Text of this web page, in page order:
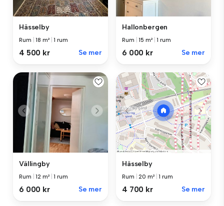
Hässelby
Rum |18 m² |1 rum
4 500 kr Se mer
Hallonbergen
Rum |15 m² |1 rum
6 000 kr Se mer
Vällingby
Rum |12 m² |1 rum
6 000 kr Se mer
Hässelby
Rum |20 m² |1 rum
4 700 kr Se mer